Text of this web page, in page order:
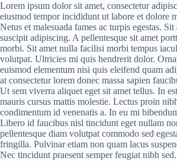
Lorem ipsum dolor sit amet, consectetur
eiusmod tempor incididunt ut labore et dolore
Netus et malesuada fames ac turpis egestas. Sit
suscipit adipiscing. A pellentesque sit amet
morbi. Sit amet nulla facilisi morbi tempus
volutpat. Ultricies mi quis hendrerit dolor.
euismod elementum nisi quis eleifend quam
at consectetur lorem donec massa sapien
Ut sem viverra aliquet eget sit amet tellus. In
mauris cursus mattis molestie. Lectus proin
condimentum id venenatis a. In eu mi
Libero id faucibus nisl tincidunt eget nullam
pellentesque diam volutpat commodo sed
fringilla. Pulvinar etiam non quam lacus
Nec tincidunt praesent semper feugiat nibh sed.